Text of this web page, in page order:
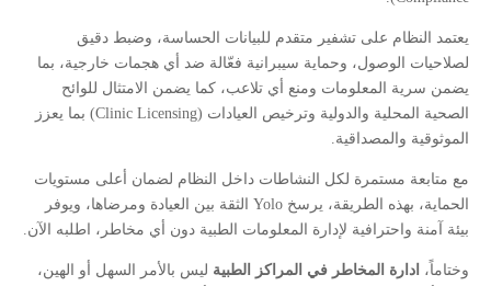
يعتمد النظام على تشفير متقدم للبيانات الحساسة، وضبط دقيق
لصلاحيات الوصول، وحماية سيبرانية فعّالة ضد أي هجمات خارجية، بما
يضمن سرية المعلومات ومنع أي تلاعب، كما يضمن الامتثال للوائح
الصحية المحلية والدولية وترخيص العيادات (Clinic Licensing) بما يعزز
الموثوقية والمصداقية.
مع متابعة مستمرة لكل النشاطات داخل النظام لضمان أعلى مستويات
الحماية، بهذه الطريقة، يرسخ Yolo الثقة بين العيادة ومرضاها، ويوفر
بيئة آمنة واحترافية لإدارة المعلومات الطبية دون أي مخاطر، اطلبه الآن.
وختاماً، ادارة المخاطر في المراكز الطبية ليس بالأمر السهل أو الهين،